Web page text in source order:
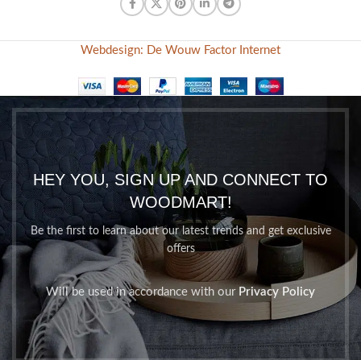
Webdesign: De Wouw Factor Internet
HEY YOU, SIGN UP AND CONNECT TO
WOODMART!
Be the first to learn about our latest trends and get exclusive
offers
Will be used in accordance with our Privacy Policy